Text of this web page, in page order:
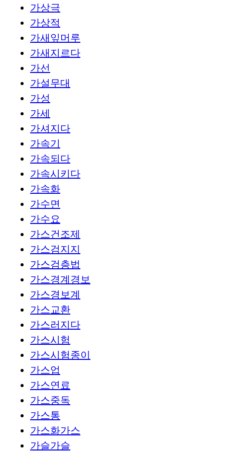
가상극
가상적
가새잎머루
가새지르다
가선
가설무대
가성
가세
가셔지다
가속기
가속되다
가속시키다
가속화
가수면
가수요
가스건조제
가스검지지
가스검층법
가스경계경보
가스경보계
가스교환
가스러지다
가스시험
가스시험종이
가스업
가스연료
가스중독
가스통
가스화가스
가슬가슬